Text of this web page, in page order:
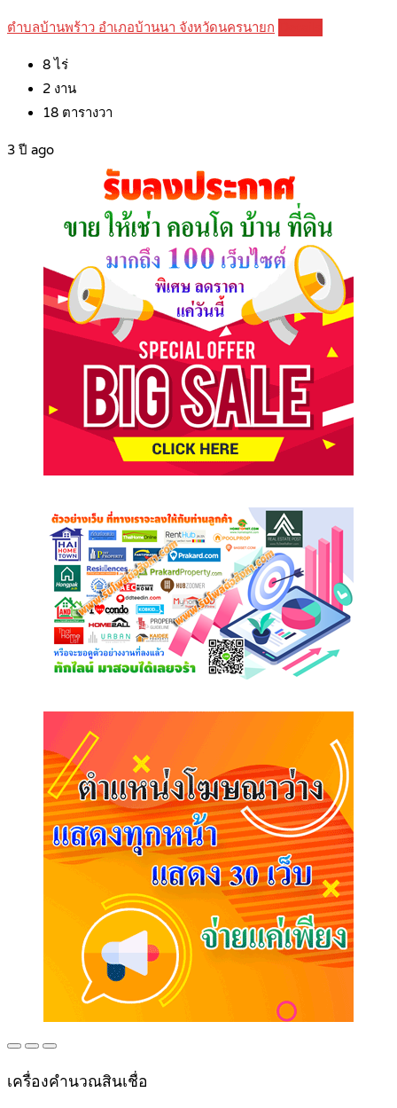
ตำบลบ้านพร้าว อำเภอบ้านนา จังหวัดนครนายก
8ไร่
2 งาน
18 ตารางวา
3 ปี ago
เครื่องคำนวณสินเชื่อ